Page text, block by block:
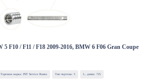
F10 / F11 / F18 2009-2016, BMW 6 F06 Gran Coupe
Торговая марка: PST Service Russia Тип чертежа: 5 L, длина: 725